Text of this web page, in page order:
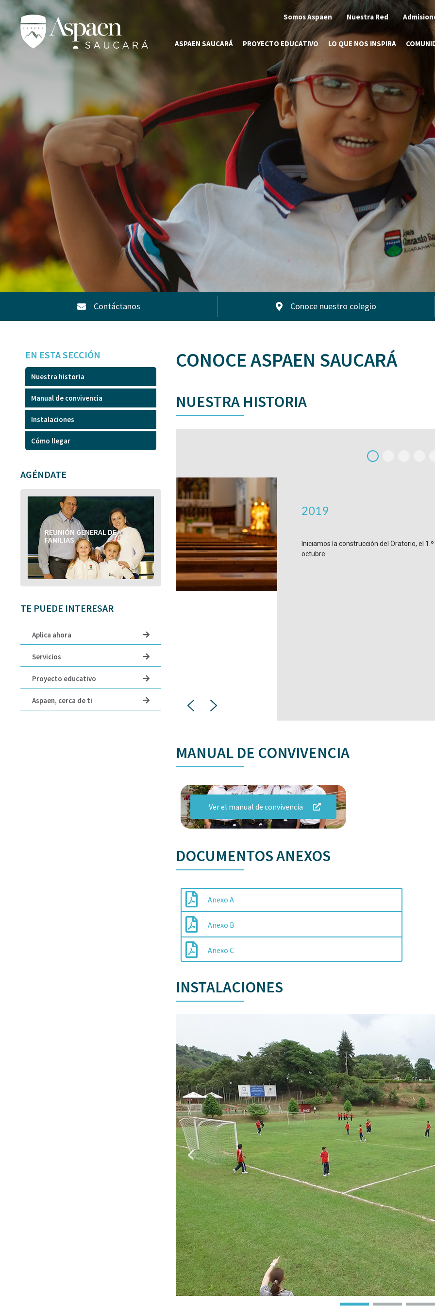
Somos Aspaen Nuestra Red
ASPAEN SAUCARÁ PROYECTO EDUCATIVO LO QUE NOS INSPIRA
Contáctanos Conoce nuestro colegio
EN ESTA SECCIÓN
Nuestra historia
Manual de convivencia
Instalaciones
Cómo llegar
AGÉNDATE
REUNIÓN GENERAL DE
FAMILIAS
REUNIÓN GENERAL DE
FAMILIAS
TE PUEDE INTERESAR
Aplica ahora
Servicios
Proyecto educativo
Aspaen, cerca de ti
CONOCE ASPAEN SAUCARÁ
NUESTRA HISTORIA
2019
Iniciamos la construcción del Oratorio, el
octubre.
MANUAL DE CONVIVENCIA
Ver el manual de convivencia
DOCUMENTOS ANEXOS
Anexo A
Anexo B
Anexo C
INSTALACIONES